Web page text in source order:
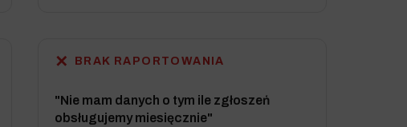
✕ BRAK RAPORTOWANIA
"Nie mam danych o tym ile zgłoszeń
obsługujemy miesięcznie"